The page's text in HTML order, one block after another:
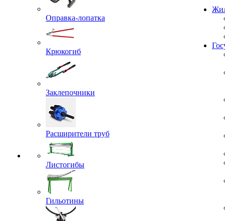
Оправка-лопатка
Крюкогиб
Заклепочники
Расширители труб
Листогибы
Гильотины